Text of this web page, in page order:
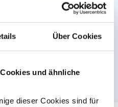
Über Cookies
und ähnliche
dieser Cookies sind für